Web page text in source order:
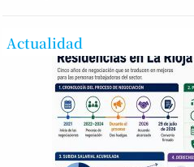
Actualidad